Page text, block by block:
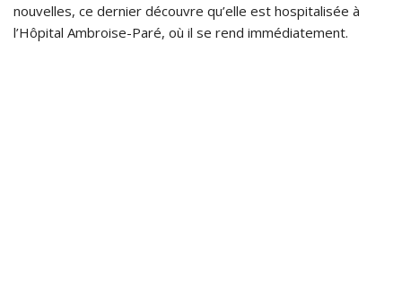
nouvelles, ce dernier découvre qu’elle est hospitalisée à
l’Hôpital Ambroise-Paré, où il se rend immédiatement.